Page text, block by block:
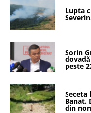
Lupta
Sorin
peste
Seceta
Banat.
din